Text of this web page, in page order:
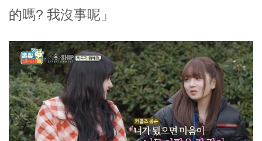
的嗎? 我沒事呢」